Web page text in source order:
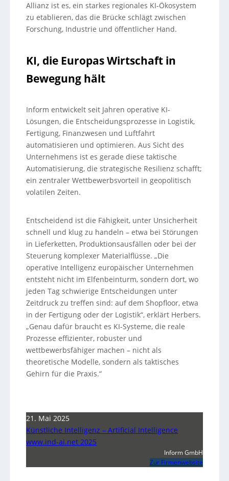
Allianz ist es, ein starkes regionales KI-Ökosystem
zu etablieren, das die Brücke schlägt zwischen
Forschung, Industrie und öffentlicher Hand.
KI, die Europas Wirtschaft in
Bewegung hält
Inform entwickelt seit Jahren operative KI-
Lösungen, die Entscheidungsprozesse in Logistik,
Fertigung, Finanzwesen und Luftfahrt
automatisieren und optimieren. Aus Sicht des
Unternehmens ist es gerade diese taktische
Automatisierung, die strategische Resilienz schafft;
ein zentraler Wettbewerbsvorteil in geopolitisch
volatilen Zeiten.
Entscheidend ist die Fähigkeit, unter Unsicherheit
schnell und klug zu handeln – etwa bei Störungen
in Lieferketten, Produktionsausfällen oder bei der
Steuerung komplexer Materialflüsse. „Die
operative Intelligenz europäischer Unternehmen
entsteht nicht im Elfenbeinturm, sondern dort, wo
jeden Tag schwierige Entscheidungen unter
Zeitdruck zu treffen sind: auf dem Shopfloor, etwa
in der Fertigung oder der Logistik“, erklärt Herbers.
„Genau dafür braucht es KI-Systeme, die reale
Prozesse effizienter, robuster und
wettbewerbsfähiger machen – nicht als
theoretische Modelle, sondern als taktisches
Gehirn für die Praxis.“
21. Mai 2025
Künstliche Intelligenz – Artificial Intelligence
www.ind-ai.net 2025
Inform GmbH
Zur Firmenwebsite